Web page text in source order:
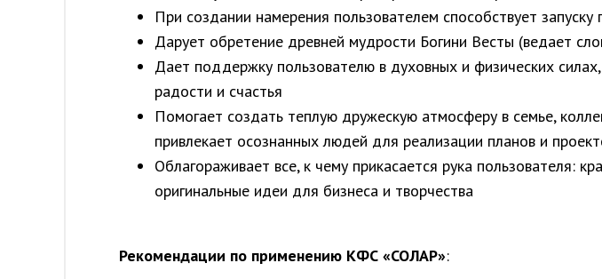
При создании намерения пользователем способствует
Дарует обретение древней мудрости Богини Весты (ведает
Дает поддержку пользователю в духовных и физических
радости и счастья
Помогает создать теплую дружескую атмосферу в семье,
привлекает осознанных людей для реализации планов и
Облагораживает все, к чему прикасается рука пользователя:
оригинальные идеи для бизнеса и творчества
Рекомендации по применению КФС «СОЛАР»: